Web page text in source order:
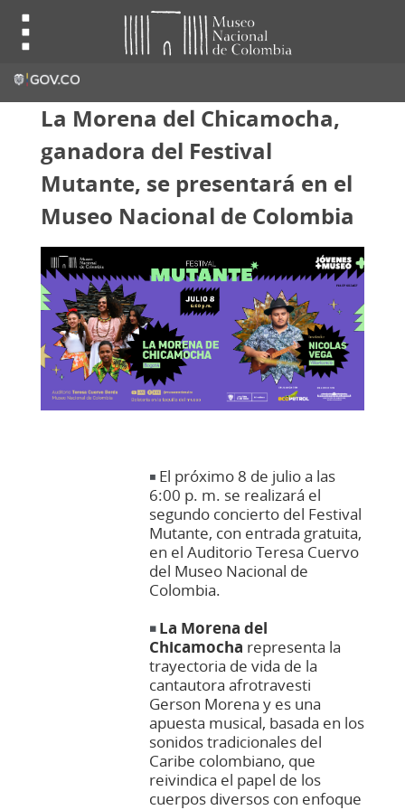
La Morena del Chicamocha,
ganadora del Festival
Mutante, se presentará en el
Museo Nacional de Colombia
◾ El próximo 8 de julio a las
6:00 p. m. se realizará el
segundo concierto del Festival
Mutante, con entrada gratuita,
en el Auditorio Teresa Cuervo
del Museo Nacional de
Colombia.
◾ La Morena del
Chicamocha representa la
trayectoria de vida de la
cantautora afrotravesti
Gerson Morena y es una
apuesta musical, basada en los
sonidos tradicionales del
Caribe colombiano, que
reivindica el papel de los
cuerpos diversos con enfoque